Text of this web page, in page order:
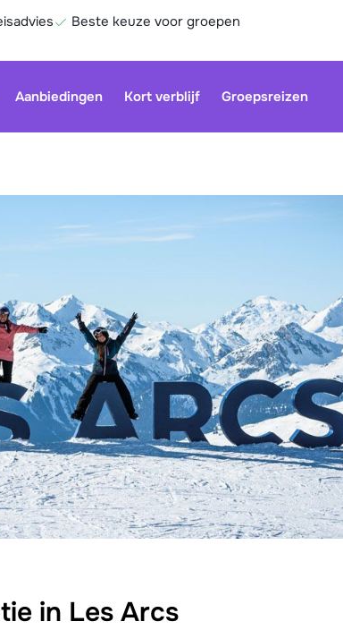
Beste keuze voor groepen
Aanbiedingen Kort verblijf Groepsreizen
in Les Arcs